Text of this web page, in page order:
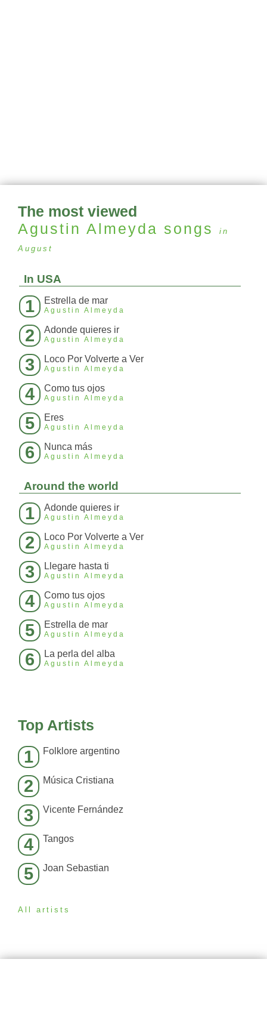
The most viewed
Agustin Almeyda songs
in
August
In USA
1 Estrella de mar
Agustin Almeyda
2 Adonde quieres ir
Agustin Almeyda
3 Loco Por Volverte a Ver
Agustin Almeyda
4 Como tus ojos
Agustin Almeyda
5 Eres
Agustin Almeyda
6 Nunca más
Agustin Almeyda
Around the world
1 Adonde quieres ir
Agustin Almeyda
2 Loco Por Volverte a Ver
Agustin Almeyda
3 Llegare hasta ti
Agustin Almeyda
4 Como tus ojos
Agustin Almeyda
5 Estrella de mar
Agustin Almeyda
6 La perla del alba
Agustin Almeyda
Top Artists
1 Folklore argentino
2 Música Cristiana
3 Vicente Fernández
4 Tangos
5 Joan Sebastian
All artists